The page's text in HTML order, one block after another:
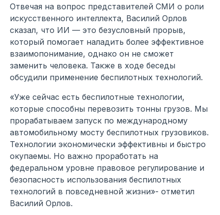
Отвечая на вопрос представителей СМИ о роли
искусственного интеллекта, Василий Орлов
сказал, что ИИ — это безусловный прорыв,
который помогает наладить более эффективное
взаимопонимание, однако он не сможет
заменить человека. Также в ходе беседы
обсудили применение беспилотных технологий.
«Уже сейчас есть беспилотные технологии,
которые способны перевозить тонны грузов. Мы
прорабатываем запуск по международному
автомобильному мосту беспилотных грузовиков.
Технологии экономически эффективны и быстро
окупаемы. Но важно проработать на
федеральном уровне правовое регулирование и
безопасность использования беспилотных
технологий в повседневной жизни»- отметил
Василий Орлов.